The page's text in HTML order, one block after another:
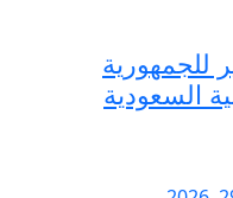
للجمهورية
السعودية